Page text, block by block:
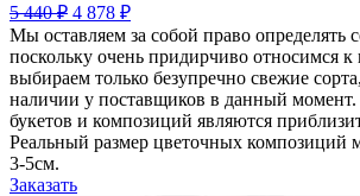
5 440₽ 4 878 ₽
Мы оставляем за собой право определять
поскольку очень придирчиво относимся к
выбираем только безупречно свежие
наличии у поставщиков в данный
букетов и композиций являются
Реальный размер цветочных композиций
3-5см.
Заказать